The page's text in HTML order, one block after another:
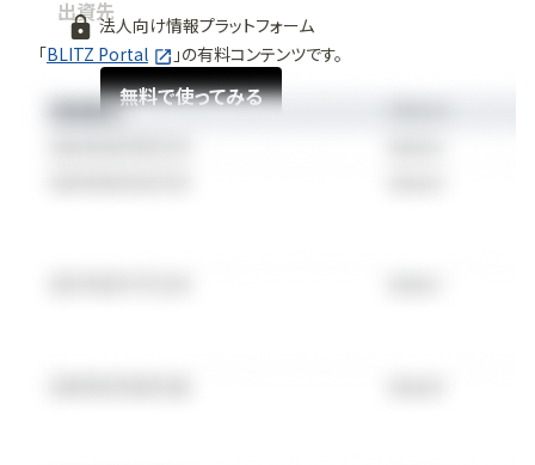
法人向け情報プラットフォーム
「BLITZ Portal 」の有料コンテンツです。
無料で使ってみる
出資先